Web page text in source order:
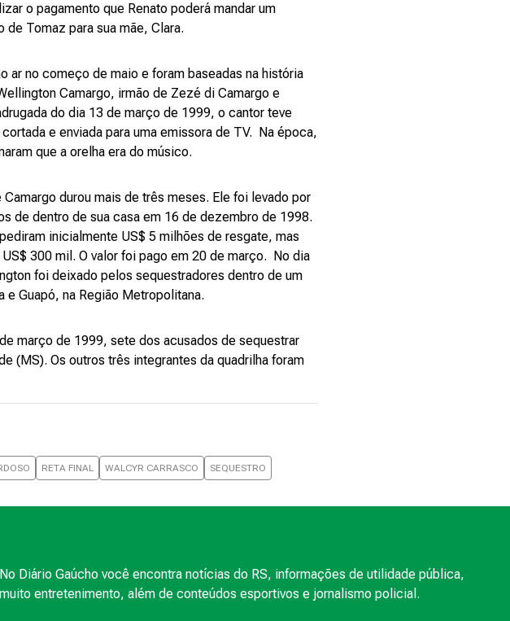
o pagamento que Renato poderá mandar um
de Tomaz para sua mãe, Clara.
ar no começo de maio e foram baseadas na história
Camargo, irmão de Zezé di Camargo e
do dia 13 de março de 1999, o cantor teve
e enviada para uma emissora de TV. Na época,
que a orelha era do músico.
Camargo durou mais de três meses. Ele foi levado por
de dentro de sua casa em 16 de dezembro de 1998.
inicialmente US$ 5 milhões de resgate, mas
300 mil. O valor foi pago em 20 de março. No dia
foi deixado pelos sequestradores dentro de um
e Guapó, na Região Metropolitana.
março de 1999, sete dos acusados de sequestrar
(MS). Os outros três integrantes da quadrilha foram
RETA FINAL WALCYR CARRASCO SEQUESTRO
No Diário Gaúcho você encontra notícias do RS, informações de utilidade pública,
muito entretenimento, além de conteúdos esportivos e jornalismo policial.